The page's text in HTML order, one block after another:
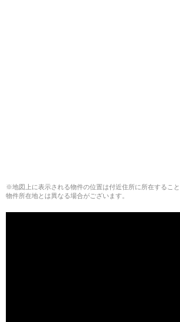
※地図上に表示される物件の位置は付近住所に所在するこ
物件所在地とは異なる場合がございます。